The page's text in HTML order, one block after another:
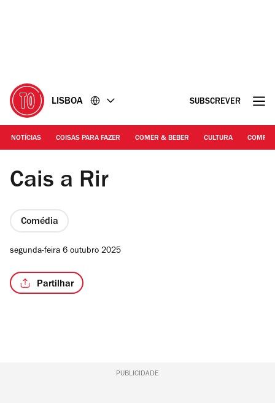
LISBOA SUBSCREVER
NOTÍCIAS COISAS PARA FAZER COMER & BEBER CULTURA
Cais a Rir
Cais a Rir
Comédia
segunda-feira 6 outubro 2025
Partilhar
PUBLICIDADE